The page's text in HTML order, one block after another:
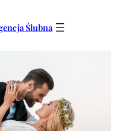
Ślubna